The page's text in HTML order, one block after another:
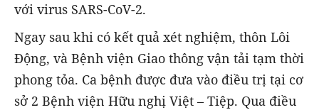
với virus SARS-CoV-2.
Ngay sau khi có kết quả xét nghiệm, thôn Lôi
Động, và Bệnh viện Giao thông vận tải tạm thời
phong tỏa. Ca bệnh được đưa vào điều trị tại cơ
sở 2 Bệnh viện Hữu nghị Việt – Tiệp. Qua điều